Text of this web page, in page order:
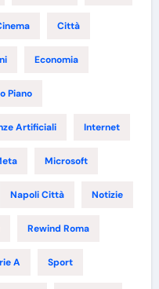
Città
Economia
Piano
Artificiali Internet
Microsoft
Napoli Città Notizie
Rewind Roma
A Sport